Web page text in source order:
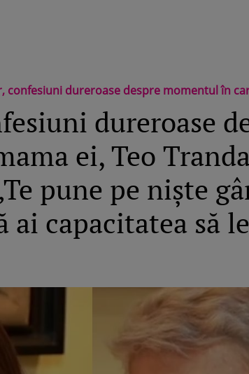
despre momentul în care mama ei, Teo Trandafir, a fost la un pas de moarte: „Te pune pe niște
dureroase
ei, Teo
pune pe niște
capacitatea să